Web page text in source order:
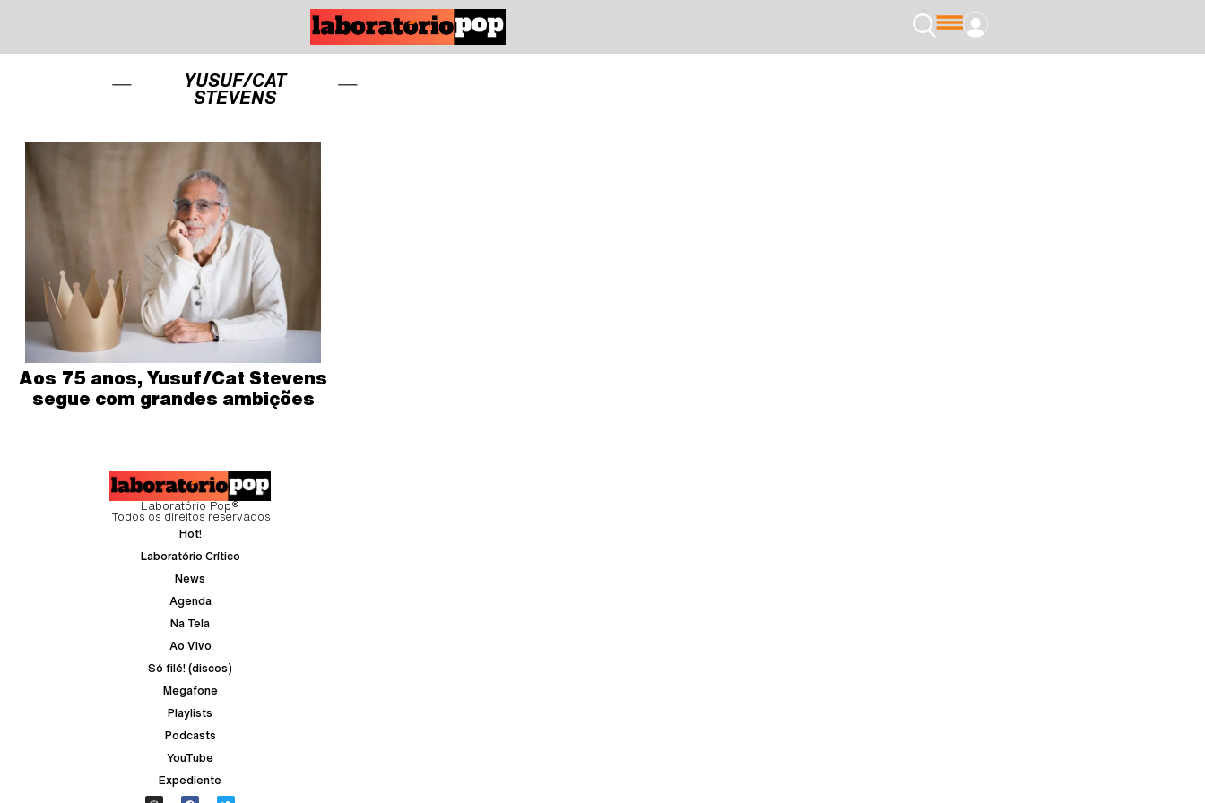
YUSUF/CAT
STEVENS
Aos 75 anos, Yusuf/Cat Stevens
segue com grandes ambições
Laboratório Pop®
Todos os direitos reservados
Hot!
Laboratório Crítico
News
Agenda
Na Tela
Ao Vivo
Só filé! (discos)
Megafone
Playlists
Podcasts
YouTube
Expediente